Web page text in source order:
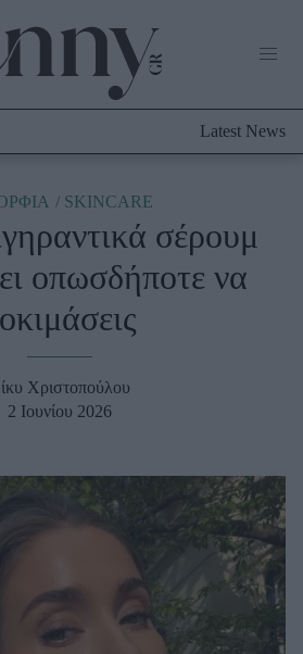
Latest News
SKINCARE
σέρουμ
οπωσδήποτε να
Χριστοπούλου
2 Ιουνίου 2026